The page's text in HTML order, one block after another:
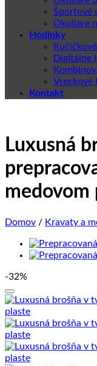
Športové
Okuliare
Hodinky
Digitálne
Vreckové
Kontakt
Luxusná
medovom
Domov / Kravaty a
-32%